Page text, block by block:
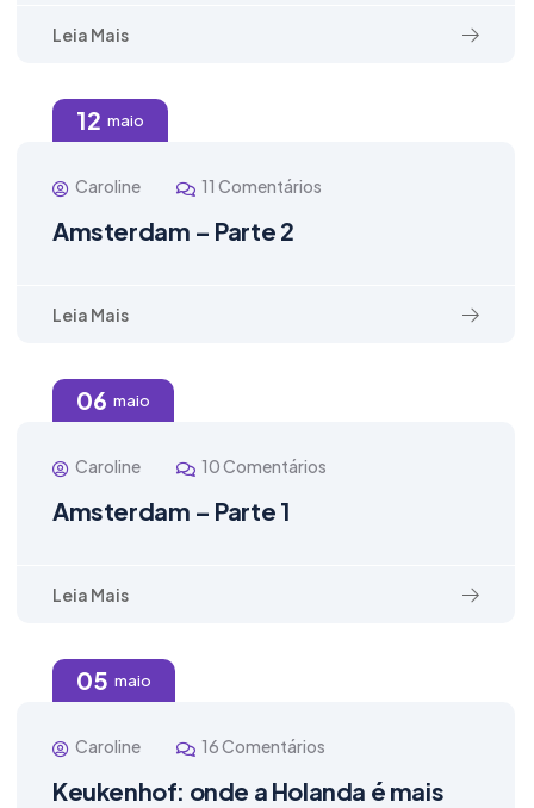
Leia Mais
12 maio
Caroline 11 Comentários
Amsterdam – Parte 2
Leia Mais
06 maio
Caroline 10 Comentários
Amsterdam – Parte 1
Leia Mais
05 maio
Caroline 16 Comentários
Keukenhof: onde a Holanda é mais